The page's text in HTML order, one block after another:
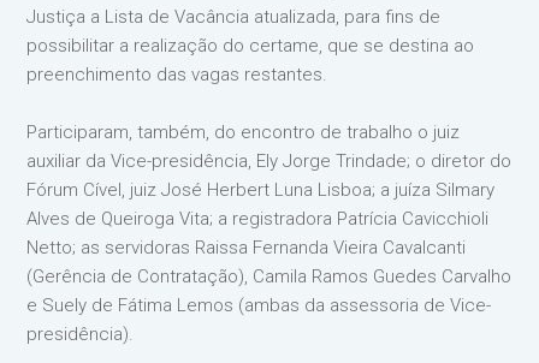
Justiça a Lista de Vacância atualizada, para fins de
possibilitar a realização do certame, que se destina ao
preenchimento das vagas restantes.
Participaram, também, do encontro de trabalho o juiz
auxiliar da Vice-presidência, Ely Jorge Trindade; o diretor do
Fórum Cível, juiz José Herbert Luna Lisboa; a juíza Silmary
Alves de Queiroga Vita; a registradora Patrícia Cavicchioli
Netto; as servidoras Raissa Fernanda Vieira Cavalcanti
(Gerência de Contratação), Camila Ramos Guedes Carvalho
e Suely de Fátima Lemos (ambas da assessoria de Vice-
presidência).